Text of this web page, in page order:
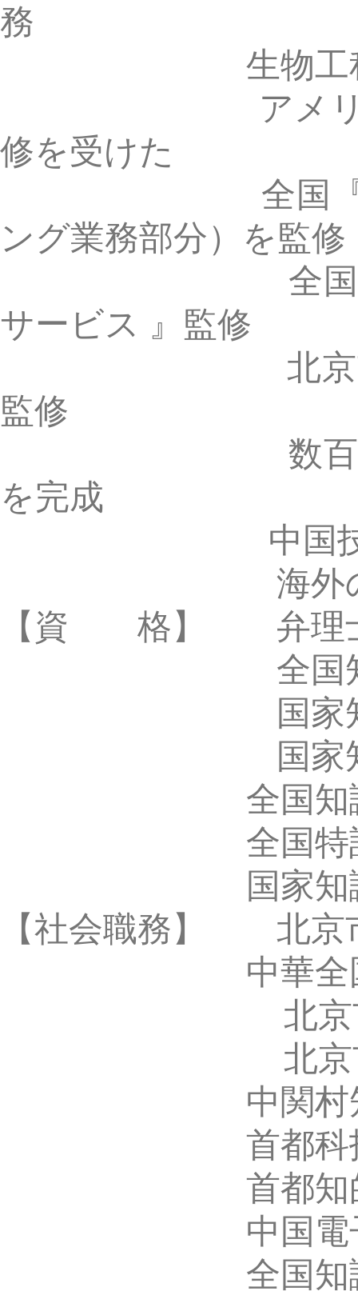
サービス 』監修
北京市企業教育教
数百件の知的財産
を完成
中国技術市場金
海外の講演会に数
【資 格】 弁理士、司
全国知識管理標準
国家知識産権
国家知識産権戦
全国知識産権領
全国特許代理業
国家知識産権局
【社会職務】 北京市政治
中華全国弁理士
北京市弁理士
北京市新階層親
中関村知的財産新
首都科技サービス
首都知的財産権サ
中国電子商会（
全国知識管理標準
北京市海澱区政治
E-mail:
Address:20th Floor, West Tower, Ginza